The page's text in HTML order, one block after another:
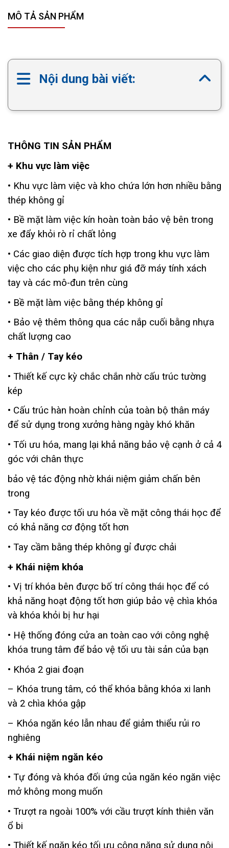
MÔ TẢ SẢN PHẨM
Nội dung bài viết:
THÔNG TIN SẢN PHẨM
+ Khu vực làm việc
• Khu vực làm việc và kho chứa lớn hơn nhiều bằng
thép không gỉ
• Bề mặt làm việc kín hoàn toàn bảo vệ bên trong
xe đẩy khỏi rò rỉ chất lỏng
• Các giao diện được tích hợp trong khu vực làm
việc cho các phụ kiện như giá đỡ máy tính xách
tay và các mô-đun trên cùng
• Bề mặt làm việc bằng thép không gỉ
• Bảo vệ thêm thông qua các nắp cuối bằng nhựa
chất lượng cao
+ Thân / Tay kéo
• Thiết kế cực kỳ chắc chắn nhờ cấu trúc tường
kép
• Cấu trúc hàn hoàn chỉnh của toàn bộ thân máy
để sử dụng trong xưởng hàng ngày khó khăn
• Tối ưu hóa, mang lại khả năng bảo vệ cạnh ở cả 4
góc với chân thực
bảo vệ tác động nhờ khái niệm giảm chấn bên
trong
• Tay kéo được tối ưu hóa về mặt công thái học để
có khả năng cơ động tốt hơn
• Tay cầm bằng thép không gỉ được chải
+ Khái niệm khóa
• Vị trí khóa bên được bố trí công thái học để có
khả năng hoạt động tốt hơn giúp bảo vệ chìa khóa
và khóa khỏi bị hư hại
• Hệ thống đóng cửa an toàn cao với công nghệ
khóa trung tâm để bảo vệ tối ưu tài sản của bạn
• Khóa 2 giai đoạn
– Khóa trung tâm, có thể khóa bằng khóa xi lanh
và 2 chìa khóa gập
– Khóa ngăn kéo lẫn nhau để giảm thiểu rủi ro
nghiêng
+ Khái niệm ngăn kéo
• Tự đóng và khóa đối ứng của ngăn kéo ngăn việc
mở không mong muốn
• Trượt ra ngoài 100% với cầu trượt kính thiên văn
ổ bi
• Thiết kế ngăn kéo tối ưu công năng sử dụng nội